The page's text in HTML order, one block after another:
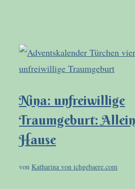
Nina: unfreiwillige
Traumgeburt:
Hause
von Katharina von ichgebaere.com